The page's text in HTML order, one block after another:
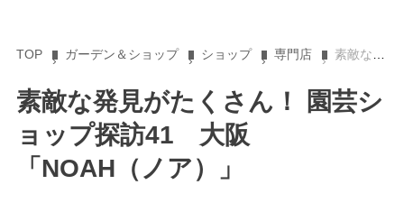
TOP ガーデン＆ショップ ショップ 専門店 素敵な発見がたくさん！ 園芸ショップ探訪41 大阪「NOAH（ノア）」
素敵な発見がたくさん！ 園芸シ
ョップ探訪41 大阪
「NOAH（ノア）」